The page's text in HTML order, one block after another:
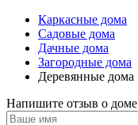
Каркасные дома
Садовые дома
Дачные дома
Загородные дома
Деревянные дома
Напишите отзыв о доме